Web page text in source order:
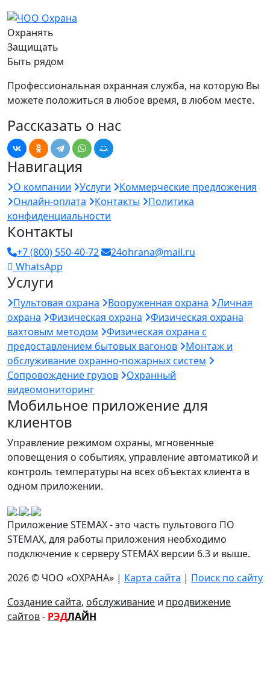
Охранять
Защищать
Быть рядом
Профессиональная охранная служба, на которую Вы
можете положиться в любое время, в любом месте.
Рассказать о нас
Навигация
О компании Услуги
Коммерческие предложения
Онлайн-оплата
Контакты
Политика
конфиденциальности
Контакты
+7 (800) 550-40-72
24ohrana@mail.ru
WhatsApp
Услуги
Пультовая охрана Вооруженная охрана
Личная
охрана
Физическая охрана
Физическая охрана
вахтовым методом
Физическая охрана с
предоставлением бытовых вагонов
Монтаж и
обслуживание охранно-пожарных систем
Сопровождение грузов
Охранный
видеомониторинг
Мобильное приложение для
клиентов
Управление режимом охраны, мгновенные
оповещения о событиях, управление автоматикой и
контроль температуры на всех объектах клиента в
одном приложении.
Приложение STEMAX - это часть пультового ПО
STEMAX, для работы приложения необходимо
подключение к серверу STEMAX версии 6.3 и выше.
2026 © ЧОО «ОХРАНА» | Карта сайта | Поиск по сайту
Создание сайта, обслуживание и продвижение
сайтов- РЭДЛАЙН